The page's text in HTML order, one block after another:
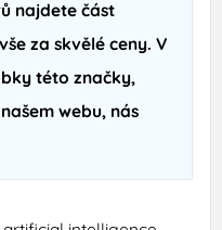
najdete část
za skvělé ceny. V
této značky,
webu, nás